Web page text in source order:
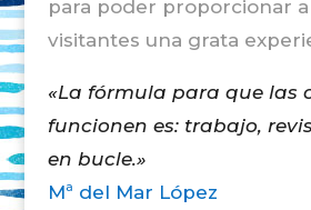
para poder proporcionar
visitantes una grata
«La fórmula para que las
funcionen es: trabajo,
en bucle.»
Mª del Mar López